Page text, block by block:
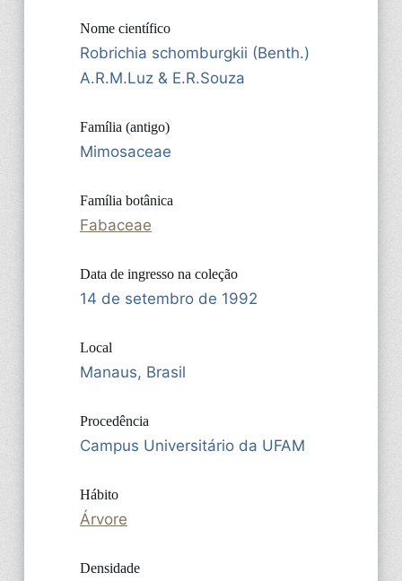
Nome científico
Robrichia schomburgkii (Benth.)
A.R.M.Luz & E.R.Souza
Família (antigo)
Mimosaceae
Família botânica
Fabaceae
Data de ingresso na coleção
14 de setembro de 1992
Local
Manaus, Brasil
Procedência
Campus Universitário da UFAM
Hábito
Árvore
Densidade